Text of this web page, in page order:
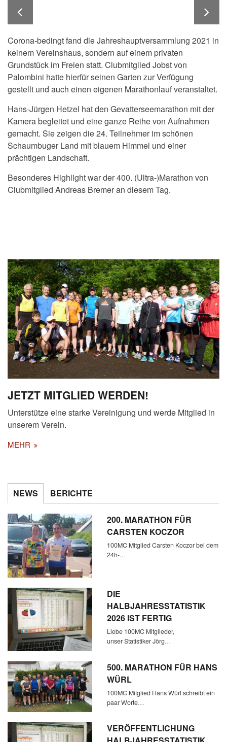
Corona-bedingt fand die Jahreshauptversammlung 2021 in
keinem Vereinshaus, sondern auf einem privaten
Grundstück im Freien statt. Clubmitglied Jobst von
Palombini hatte hierfür seinen Garten zur Verfügung
gestellt und auch einen eigenen Marathonlauf veranstaltet.
Hans-Jürgen Hetzel hat den Gevatterseemarathon mit der
Kamera begleitet und eine ganze Reihe von Aufnahmen
gemacht. Sie zeigen die 24. Teilnehmer im schönen
Schaumbuger Land mit blauem Himmel und einer
prächtigen Landschaft.
Besonderes Highlight war der 400. (Ultra-)Marathon von
Clubmitglied Andreas Bremer an diesem Tag.
JETZT MITGLIED WERDEN!
Unterstütze eine starke Vereinigung und werde Mitglied in
unserem Verein.
MEHR
NEWS BERICHTE
200. MARATHON FÜR
CARSTEN KOCZOR
100MC Mitglied Carsten Koczor bei dem
24h-…
DIE
HALBJAHRESSTATISTIK
2026 IST FERTIG
Liebe 100MC Mitglieder,
unser Statistiker Jörg…
500. MARATHON FÜR HANS
WÜRL
100MC Mitglied Hans Würl schreibt ein
paar Worte…
VERÖFFENTLICHUNG